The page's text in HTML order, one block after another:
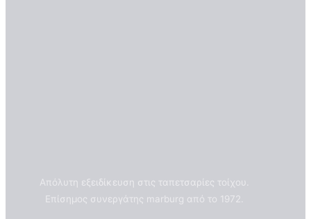
Απόλυτη εξειδίκευση στις ταπετσαρίες τοίχου.
Επίσημος συνεργάτης marburg από το 1972.